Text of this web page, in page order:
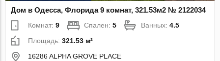
Дом в Одесса, Флорида 9 комнат, 321.53м2 № 2122034
Комнат:9 Спален:5 Ванных:4.5
Площадь:321.53 м²
16286 ALPHA GROVE PLACE